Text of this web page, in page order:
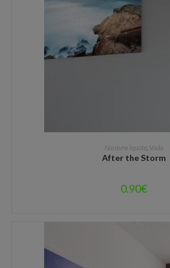
DODAJ V KOŠARICO
Naravne lepote, Voda
After the Storm
0.90€